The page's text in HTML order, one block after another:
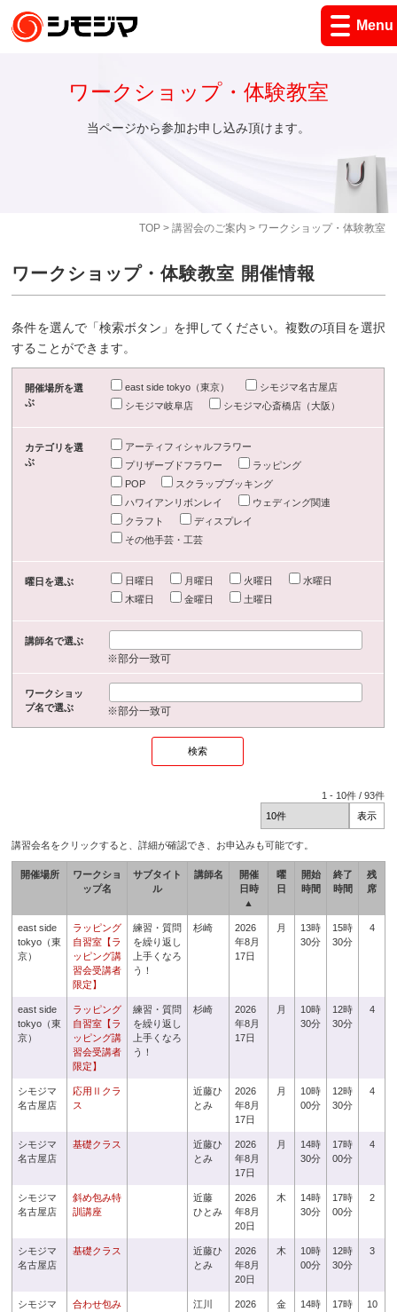
Menu
TOP> 講習会のご案内 > ワークショップ・体験教室
ワークショップ・体験教室
当ページから参加お申し込み頂けます。
ワークショップ・体験教室 開催情報
条件を選んで「検索ボタン」を押してください。複数の項目を選択
することができます。
開催場所を選
ぶ
east side tokyo（東京）
シモジマ名古屋店
シモジマ岐阜店
シモジマ心斎橋店（大阪）
カテゴリを選
ぶ
アーティフィシャルフラワー
プリザーブドフラワー
ラッピング
POP
スクラップブッキング
ハワイアンリボンレイ
ウェディング関連
クラフト
ディスプレイ
その他手芸・工芸
曜日を選ぶ 日曜日 月曜日 火曜日
水曜日
木曜日
金曜日 土曜日
講師名で選ぶ
※部分一致可
ワークショッ
プ名で選ぶ
※部分一致可
1 - 10件 /93件
講習会名をクリックすると、詳細が確認でき、お申込みも可能です。
開催場所
ワークショ
ップ名
サブタイト
ル
講師名
開催
日時
▲
曜
日
開始
時間
終了
時間
残
席
east side
tokyo（東
京）
ラッピング
自習室【ラ
ッピング講
習会受講者
限定】
練習・質問
を繰り返し
上手くなろ
う！
杉崎
2026
年8月
17日
月
13時
30分
15時
30分
4
east side
tokyo（東
京）
ラッピング
自習室【ラ
ッピング講
習会受講者
限定】
練習・質問
を繰り返し
上手くなろ
う！
杉崎
2026
年8月
17日
月
10時
30分
12時
30分
4
シモジマ
名古屋店
応用Ⅱクラ
ス
近藤ひ
とみ
2026
年8月
17日
月
10時
00分
12時
30分
4
シモジマ
名古屋店
基礎クラス
近藤ひ
とみ
2026
年8月
17日
月
14時
30分
17時
00分
4
シモジマ
名古屋店
斜め包み特
訓講座
近藤
ひとみ
2026
年8月
20日
木
14時
30分
17時
00分
2
シモジマ
名古屋店
基礎クラス
近藤ひ
とみ
2026
年8月
20日
木
10時
00分
12時
30分
3
シモジマ
合わせ包み
江川
2026
金
14時
17時
10